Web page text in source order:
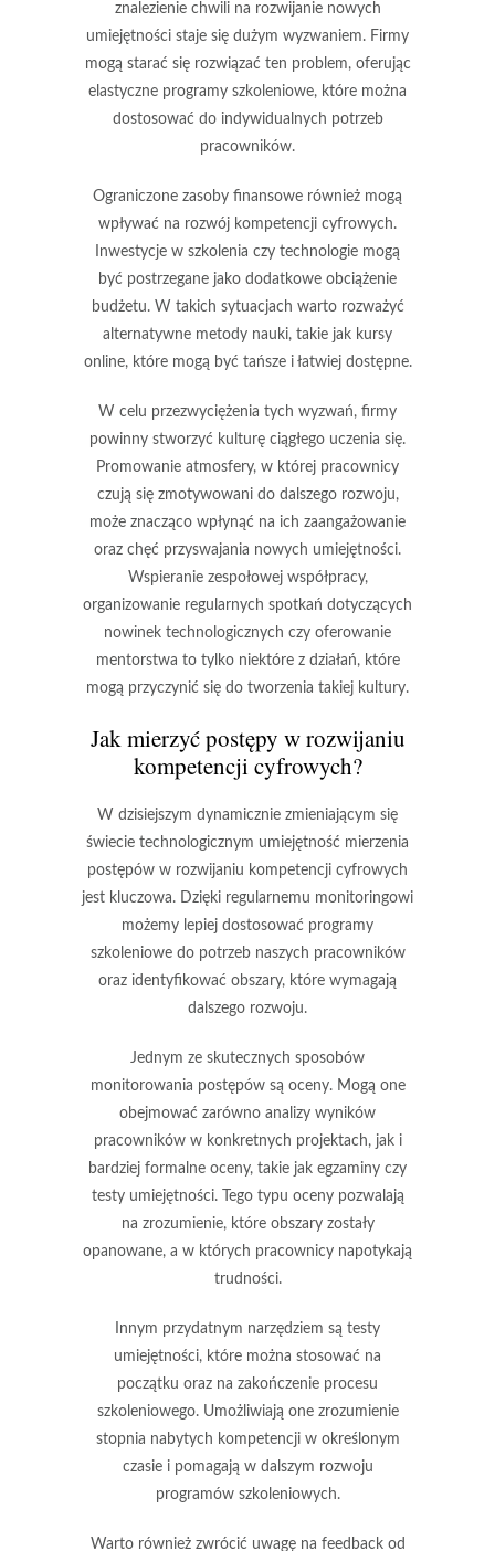
znalezienie chwili na rozwijanie nowych
umiejętności staje się dużym wyzwaniem. Firmy
mogą starać się rozwiązać ten problem, oferując
elastyczne programy szkoleniowe, które można
dostosować do indywidualnych potrzeb
pracowników.
Ograniczone zasoby finansowe również mogą
wpływać na rozwój kompetencji cyfrowych.
Inwestycje w szkolenia czy technologie mogą
być postrzegane jako dodatkowe obciążenie
budżetu. W takich sytuacjach warto rozważyć
alternatywne metody nauki, takie jak kursy
online, które mogą być tańsze i łatwiej dostępne.
W celu przezwyciężenia tych wyzwań, firmy
powinny stworzyć kulturę ciągłego uczenia się.
Promowanie atmosfery, w której pracownicy
czują się zmotywowani do dalszego rozwoju,
może znacząco wpłynąć na ich zaangażowanie
oraz chęć przyswajania nowych umiejętności.
Wspieranie zespołowej współpracy,
organizowanie regularnych spotkań dotyczących
nowinek technologicznych czy oferowanie
mentorstwa to tylko niektóre z działań, które
mogą przyczynić się do tworzenia takiej kultury.
Jak mierzyć postępy w rozwijaniu
kompetencji cyfrowych?
W dzisiejszym dynamicznie zmieniającym się
świecie technologicznym umiejętność mierzenia
postępów w rozwijaniu kompetencji cyfrowych
jest kluczowa. Dzięki regularnemu monitoringowi
możemy lepiej dostosować programy
szkoleniowe do potrzeb naszych pracowników
oraz identyfikować obszary, które wymagają
dalszego rozwoju.
Jednym ze skutecznych sposobów
monitorowania postępów są oceny. Mogą one
obejmować zarówno analizy wyników
pracowników w konkretnych projektach, jak i
bardziej formalne oceny, takie jak egzaminy czy
testy umiejętności. Tego typu oceny pozwalają
na zrozumienie, które obszary zostały
opanowane, a w których pracownicy napotykają
trudności.
Innym przydatnym narzędziem są testy
umiejętności, które można stosować na
początku oraz na zakończenie procesu
szkoleniowego. Umożliwiają one zrozumienie
stopnia nabytych kompetencji w określonym
czasie i pomagają w dalszym rozwoju
programów szkoleniowych.
Warto również zwrócić uwagę na feedbackod